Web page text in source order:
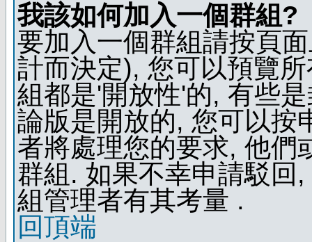
我該如何加入一個群組?
要加入一個群組請按頁
計而決定), 您可以預覽
組都是'開放性'的, 有些
論版是開放的, 您可以按
者將處理您的要求, 他們
群組. 如果不幸申請駁回
組管理者有其考量 .
回頂端